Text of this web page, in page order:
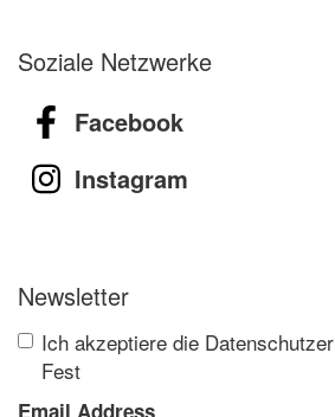
Soziale Netzwerke
Facebook
Instagram
Newsletter
Ich akzeptiere die
Fest
Email Address